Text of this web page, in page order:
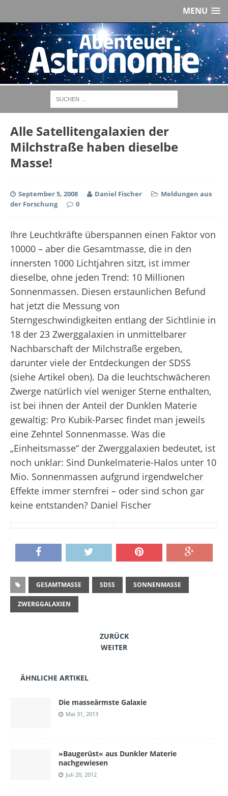
MENU
Alle Satellitengalaxien der
Milchstraße haben dieselbe
Masse!
September 5, 2008 Daniel Fischer
Meldungen aus
der Forschung
0
Ihre Leuchtkräfte überspannen einen Faktor von
10000 – aber die Gesamtmasse, die in den
innersten 1000 Lichtjahren sitzt, ist immer
dieselbe, ohne jeden Trend: 10 Millionen
Sonnenmassen. Diesen erstaunlichen Befund
hat jetzt die Messung von
Sterngeschwindigkeiten entlang der Sichtlinie in
18 der 23 Zwerggalaxien in unmittelbarer
Nachbarschaft der Milchstraße ergeben,
darunter viele der Entdeckungen der SDSS
(siehe Artikel oben). Da die leuchtschwächeren
Zwerge natürlich viel weniger Sterne enthalten,
ist bei ihnen der Anteil der Dunklen Materie
gewaltig: Pro Kubik-Parsec findet man jeweils
eine Zehntel Sonnenmasse. Was die
„Einheitsmasse“ der Zwerggalaxien bedeutet, ist
noch unklar: Sind Dunkelmaterie-Halos unter 10
Mio. Sonnenmassen aufgrund irgendwelcher
Effekte immer sternfrei – oder sind schon gar
keine entstanden? Daniel Fischer
GESAMTMASSE SDSS SONNENMASSE
ZWERGGALAXIEN
ZURÜCK
WEITER
ÄHNLICHE ARTIKEL
Die masseärmste Galaxie
Mai 31, 2013
»Baugerüst« aus Dunkler Materie
nachgewiesen
Juli 20, 2012